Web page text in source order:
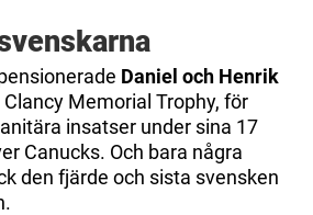
Daniel och Henrik
Memorial Trophy, för
insatser under sina 17
Canucks. Och bara några
den fjärde och sista svensken